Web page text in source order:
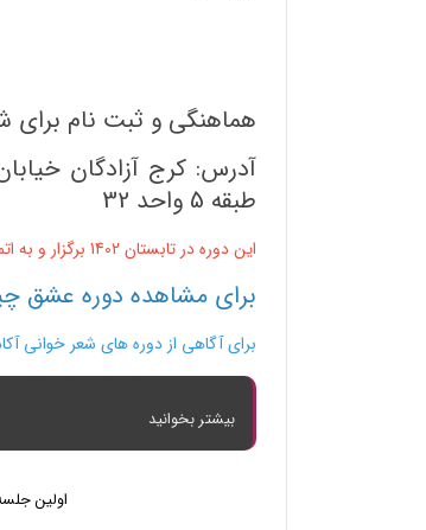
هماهنگی و ثبت نام برای
آدرس: کرج آزادگان
طبقه 5 واحد 32
این دوره در تابستان 1402 برگزار و به اتمام رسیده است.
برای مشاهده دوره عشق چیست (40 قانون عشق از نگاه شمس
برای آگاهی از دوره های شعر خوانی
بیشتر بخوانید
اولین